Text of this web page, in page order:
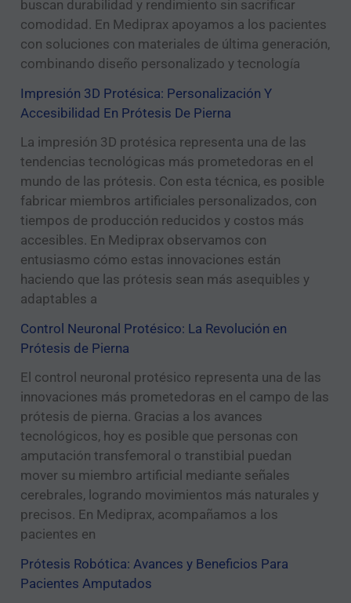
buscan durabilidad y rendimiento sin sacrificar
comodidad. En Mediprax apoyamos a los pacientes
con soluciones con materiales de última generación,
combinando diseño personalizado y tecnología
Impresión 3D Protésica: Personalización Y
Accesibilidad En Prótesis De Pierna
La impresión 3D protésica representa una de las
tendencias tecnológicas más prometedoras en el
mundo de las prótesis. Con esta técnica, es posible
fabricar miembros artificiales personalizados, con
tiempos de producción reducidos y costos más
accesibles. En Mediprax observamos con
entusiasmo cómo estas innovaciones están
haciendo que las prótesis sean más asequibles y
adaptables a
Control Neuronal Protésico: La Revolución en
Prótesis de Pierna
El control neuronal protésico representa una de las
innovaciones más prometedoras en el campo de las
prótesis de pierna. Gracias a los avances
tecnológicos, hoy es posible que personas con
amputación transfemoral o transtibial puedan
mover su miembro artificial mediante señales
cerebrales, logrando movimientos más naturales y
precisos. En Mediprax, acompañamos a los
pacientes en
Prótesis Robótica: Avances y Beneficios Para
Pacientes Amputados
n
i
o